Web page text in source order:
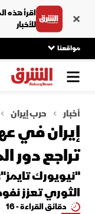
اقرأ هذه
للأخبار
مواقعنا
أخبار حرب إيران
إيران في
تراجع دور
"نيويورك
الثوري تعزز
دقائق القراءة - 16